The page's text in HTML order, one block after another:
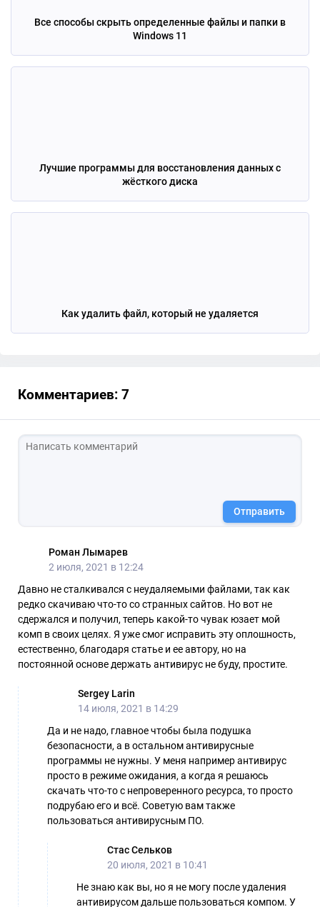
Все способы скрыть определенные файлы и папки в
Windows 11
Лучшие программы для восстановления данных с
жёсткого диска
Как удалить файл, который не удаляется
Комментариев: 7
Отправить
Роман Лымарев
2 июля, 2021 в 12:24
Давно не сталкивался с неудаляемыми файлами, так как
редко скачиваю что-то со странных сайтов. Но вот не
сдержался и получил, теперь какой-то чувак юзает мой
комп в своих целях. Я уже смог исправить эту оплошность,
естественно, благодаря статье и ее автору, но на
постоянной основе держать антивирус не буду, простите.
Sergey Larin
14 июля, 2021 в 14:29
Да и не надо, главное чтобы была подушка
безопасности, а в остальном антивирусные
программы не нужны. У меня например антивирус
просто в режиме ожидания, а когда я решаюсь
скачать что-то с непроверенного ресурса, то просто
подрубаю его и всё. Советую вам также
пользоваться антивирусным ПО.
Стас Сельков
20 июля, 2021 в 10:41
Не знаю как вы, но я не могу после удаления
антивирусом дальше пользоваться компом. У